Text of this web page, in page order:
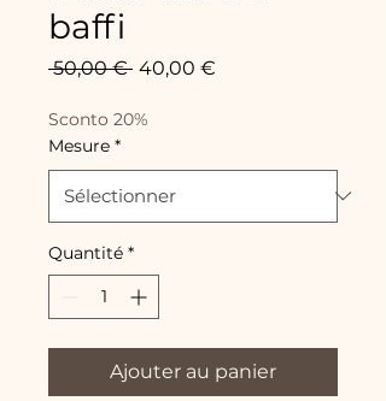
baffi
50,00 € Prix
40,00 €
Sconto 20%
Mesure *
Quantité *
Ajouter au panier